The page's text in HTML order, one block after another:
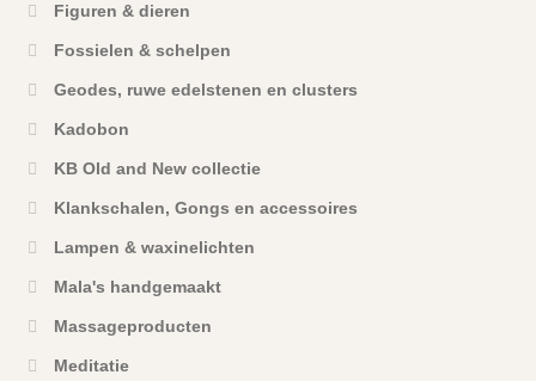
Figuren & dieren
Fossielen & schelpen
Geodes, ruwe edelstenen en clusters
Kadobon
KB Old and New collectie
Klankschalen, Gongs en accessoires
Lampen & waxinelichten
Mala's handgemaakt
Massageproducten
Meditatie